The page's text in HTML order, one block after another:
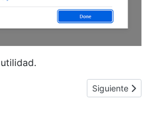
problemas de
Artículo
Siguiente